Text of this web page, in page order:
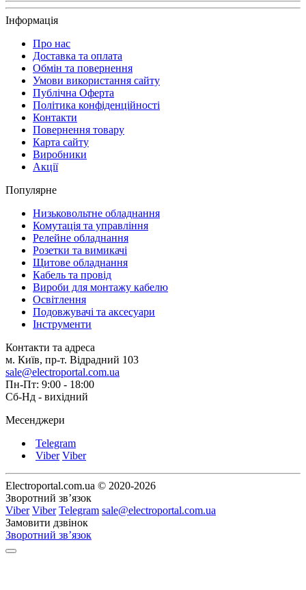
Інформація
Про нас
Доставка та оплата
Обмін та повернення
Умови використання сайту
Публічна Оферта
Політика конфіденційності
Контакти
Повернення товару
Карта сайту
Виробники
Акції
Популярне
Низьковольтне обладнання
Комутація та управління
Релейне обладнання
Розетки та вимикачі
Щитове обладнання
Кабель та провід
Вироби для монтажу кабелю
Освітлення
Подовжувачі та аксесуари
Інструменти
Контакти та адреса
м. Київ, пр-т. Відрадний 103
sale@electroportal.com.ua
Пн-Пт: 9:00 - 18:00
Сб-Нд - вихідний
Месенджери
Telegram
Viber Viber
Electroportal.com.ua © 2020-2026
Зворотний зв’язок
Viber Viber Telegram sale@electroportal.com.ua
Замовити дзвінок
Зворотний зв’язок